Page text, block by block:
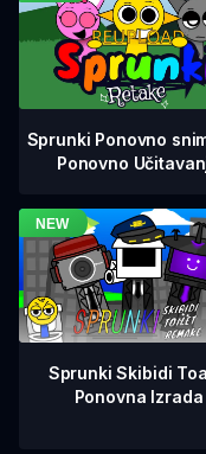
Sprunki Ponovno
Ponovno
Sprunki Skibidi
Ponovna Izrada